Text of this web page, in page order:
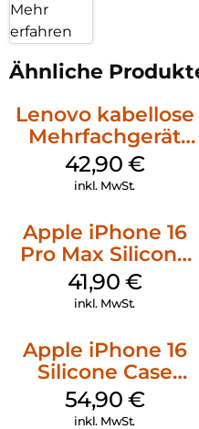
Mehr
erfahren
Ähnliche
Lenovo kabellose
Mehrfachgerät
Luna Grey
42,90 €
inkl. MwSt.
Apple iPhone 16
Pro Max Silicone
Case MagSafe
Ultramarine
41,90 €
inkl. MwSt.
Apple iPhone 16
Silicone Case
MagSafe Black
54,90 €
inkl. MwSt.